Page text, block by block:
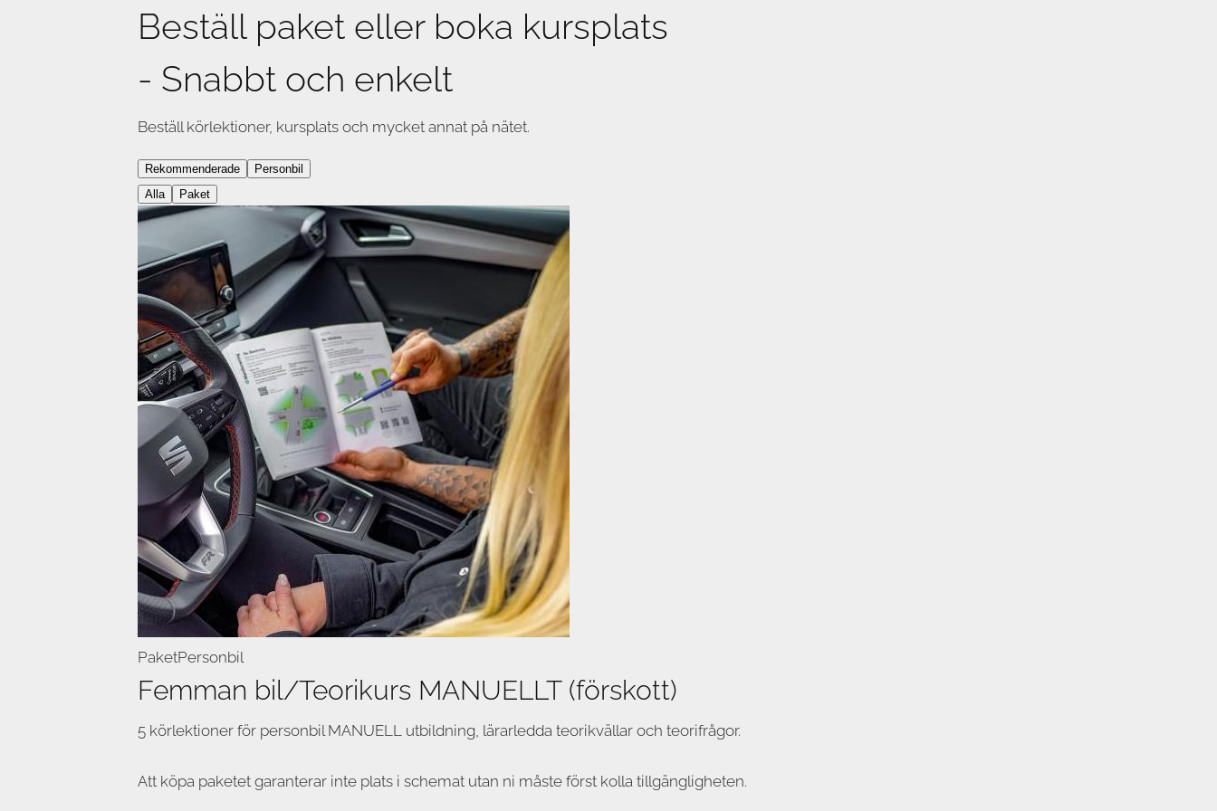
Beställ paket eller boka kursplats
- Snabbt och enkelt
Beställ körlektioner, kursplats och mycket annat på nätet.
Rekommenderade
Personbil
Alla
Paket
PaketPersonbil
Femman bil/Teorikurs MANUELLT (förskott)
5 körlektioner för personbil MANUELL utbildning, lärarledda teorikvällar och teorifrågor.
Att köpa paketet garanterar inte plats i schemat utan ni måste först kolla tillgängligheten.